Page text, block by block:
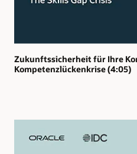
Zukunftssicherheit für Ihre
Kompetenzlückenkrise (4:05)